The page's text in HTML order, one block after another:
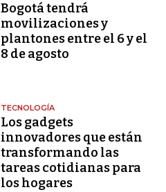
Bogotá tendrá
movilizaciones y
plantones entre el 6 y el
8 de agosto
TECNOLOGÍA
Los gadgets
innovadores que están
transformando las
tareas cotidianas para
los hogares